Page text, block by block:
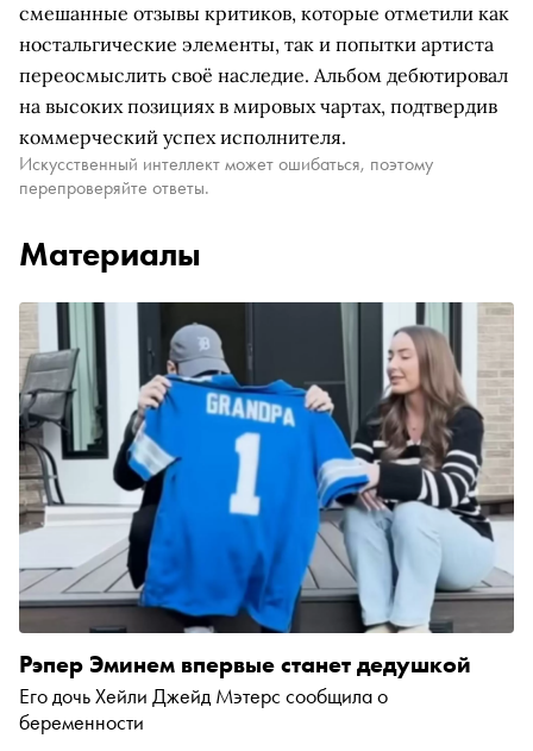
смешанные отзывы критиков, которые отметили как
ностальгические элементы, так и попытки артиста
переосмыслить своё наследие. Альбом дебютировал
на высоких позициях в мировых чартах, подтвердив
коммерческий успех исполнителя.
Искусственный интеллект может ошибаться, поэтому
перепроверяйте ответы.
Материалы
Рэпер Эминем впервые станет дедушкой
Его дочь Хейли Джейд Мэтерс сообщила о
беременности